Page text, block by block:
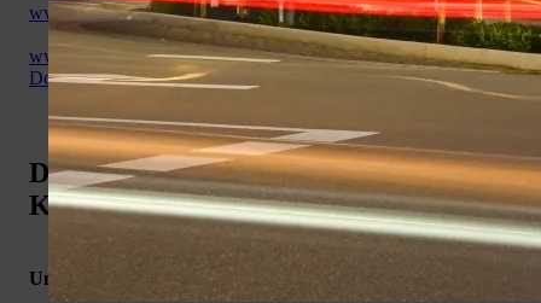
www.datenschutz-grundverordnung.eu
www.bfdi.bund.de/Shared
Docs/Publikationen/Faltblaetter/Datenschutzgrundverordnung.html
Datenschutzhinweise für Bürger und
Kunden
Unser Umgang mit Ihren Daten und Ihre Rechte